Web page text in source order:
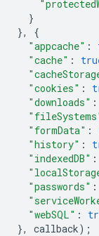
}
},
{
"appcache" :
"cache" :
"cookies" :
"downloads" :
"formData" :
"history" :
"indexedDB" :
"passwords" :
"webSQL" :
},
callback);